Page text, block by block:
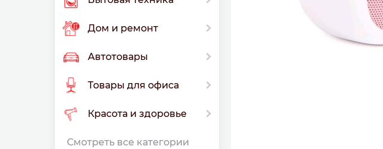
Дом и ремонт
Автотовары
Товары для офиса
Красота и здоровье
Смотреть все категории